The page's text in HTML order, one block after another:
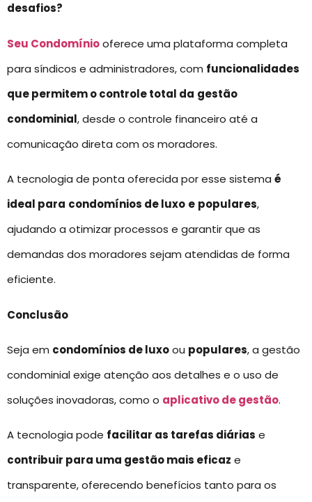
desafios?
Seu Condomíniooferece uma plataforma completa
para síndicos e administradores, com funcionalidades
que permitem o controle total da gestão
condominial, desde o controle financeiro até a
comunicação direta com os moradores.
A tecnologia de ponta oferecida por esse sistema é
ideal para condomínios de luxo e populares,
ajudando a otimizar processos e garantir que as
demandas dos moradores sejam atendidas de forma
eficiente.
Conclusão
Seja em condomínios de luxoou populares, a gestão
condominial exige atenção aos detalhes e o uso de
soluções inovadoras, como o aplicativo de gestão.
A tecnologia pode facilitar as tarefas diárias e
contribuir para uma gestão mais eficaz e
transparente, oferecendo benefícios tanto para os